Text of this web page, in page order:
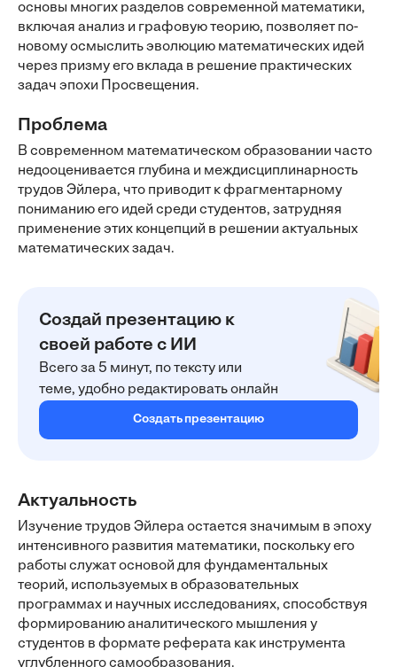
основы многих разделов современной математики,
включая анализ и графовую теорию, позволяет по-
новому осмыслить эволюцию математических идей
через призму его вклада в решение практических
задач эпохи Просвещения.
Проблема
В современном математическом образовании часто
недооценивается глубина и междисциплинарность
трудов Эйлера, что приводит к фрагментарному
пониманию его идей среди студентов, затрудняя
применение этих концепций в решении актуальных
математических задач.
Создай презентацию к
своей работе с ИИ
Всего за 5 минут, по тексту или
теме, удобно редактировать онлайн
Создать презентацию
Актуальность
Изучение трудов Эйлера остается значимым в эпоху
интенсивного развития математики, поскольку его
работы служат основой для фундаментальных
теорий, используемых в образовательных
программах и научных исследованиях, способствуя
формированию аналитического мышления у
студентов в формате реферата как инструмента
углубленного самообразования.